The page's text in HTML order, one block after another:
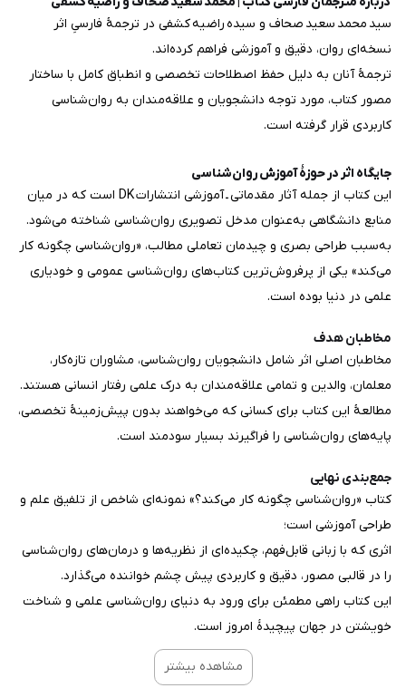
سید محمد سعید صحاف و سیده راضیه کشفی در ترجمهٔ فارسیِ اثر
نسخه‌ای روان، دقیق و آموزشی فراهم کرده‌اند.
ترجمهٔ آنان به دلیل حفظ اصطلاحات تخصصی و انطباق کامل با ساختار
مصور کتاب، مورد توجه دانشجویان و علاقه‌مندان به روان‌شناسی
کاربردی قرار گرفته است.
جایگاه اثر در حوزهٔ آموزش روان‌شناسی
این کتاب از جمله آثار مقدماتی ـ آموزشی انتشارات DK است که در میان
منابع دانشگاهی به‌عنوان مدخل تصویری روان‌شناسی شناخته می‌شود.
به‌سبب طراحی بصری و چیدمان تعاملی مطالب، «روان‌شناسی چگونه کار
می‌کند» یکی از پرفروش‌ترین کتاب‌های روان‌شناسی عمومی و خودیاری
علمی در دنیا بوده است.
مخاطبان هدف
مخاطبان اصلی اثر شامل دانشجویان روان‌شناسی، مشاوران تازه‌کار،
معلمان، والدین و تمامی علاقه‌مندان به درک علمی رفتار انسانی هستند.
مطالعهٔ این کتاب برای کسانی که می‌خواهند بدون پیش‌زمینهٔ تخصصی،
پایه‌های روان‌شناسی را فراگیرند بسیار سودمند است.
جمع‌بندی نهایی
کتاب «روان‌شناسی چگونه کار می‌کند؟» نمونه‌ای شاخص از تلفیق علم و
طراحی آموزشی است؛
اثری که با زبانی قابل‌فهم، چکیده‌ای از نظریه‌ها و درمان‌های روان‌شناسی
را در قالبی مصور، دقیق و کاربردی پیش چشم خواننده می‌گذارد.
این کتاب راهی مطمئن برای ورود به دنیای روان‌شناسی علمی و شناخت
خویشتن در جهان پیچیدهٔ امروز است.
مشاهده بیشتر